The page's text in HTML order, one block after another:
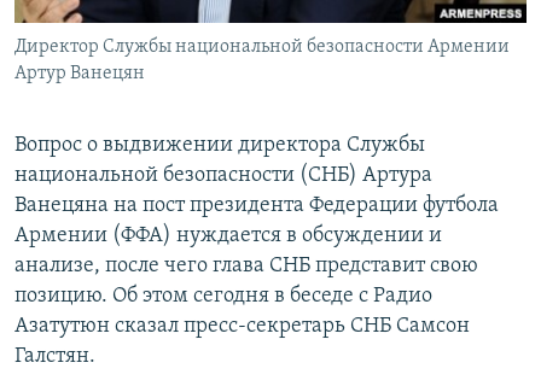
Все сайты Радио Азатутюн
Директор Службы национальной безопасности Армении
Артур Ванецян
Вопрос о выдвижении директора Службы
национальной безопасности (СНБ) Артура
Ванецяна на пост президента Федерации футбола
Армении (ФФА) нуждается в обсуждении и
анализе, после чего глава СНБ представит свою
позицию. Об этом сегодня в беседе с Радио
Азатутюн сказал пресс-секретарь СНБ Самсон
Галстян.